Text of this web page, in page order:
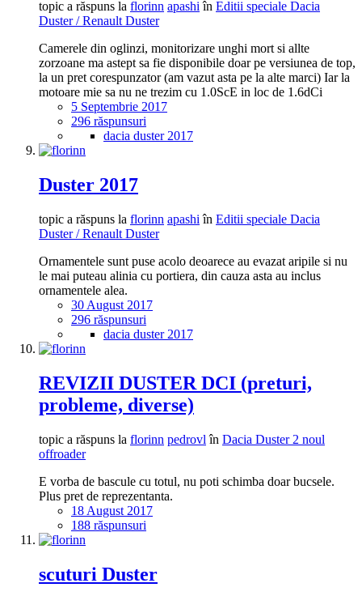
topic a răspuns la florinn apashi în Editii speciale Dacia
Duster / Renault Duster
Camerele din oglinzi, monitorizare unghi mort si allte
zorzoane ma astept sa fie disponibile doar pe versiunea de top,
la un pret corespunzator (am vazut asta pe la alte marci) Iar la
motoare mie sa nu ne trezim cu 1.0ScE in loc de 1.6dCi
5 Septembrie 2017
296 răspunsuri
dacia duster 2017
Duster 2017
topic a răspuns la florinn apashi în Editii speciale Dacia
Duster / Renault Duster
Ornamentele sunt puse acolo deoarece au evazat aripile si nu
le mai puteau alinia cu portiera, din cauza asta au inclus
ornamentele alea.
30 August 2017
296 răspunsuri
dacia duster 2017
REVIZII DUSTER DCI (preturi,
probleme, diverse)
topic a răspuns la florinn pedrovl în Dacia Duster 2 noul
offroader
E vorba de bascule cu totul, nu poti schimba doar bucsele.
Plus pret de reprezentanta.
18 August 2017
188 răspunsuri
scuturi Duster